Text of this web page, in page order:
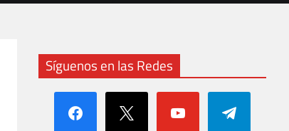
Síguenos en las Redes
facebook x youtube telegram